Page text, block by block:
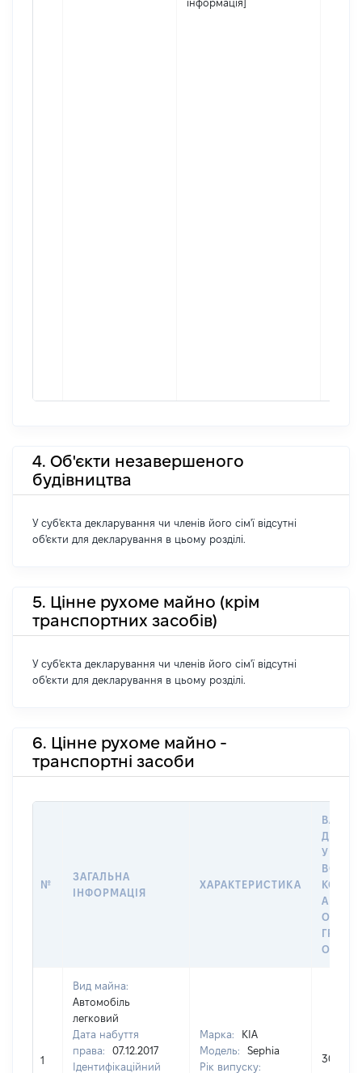
інформація]
4. Об'єкти незавершеного
будівництва
У суб'єкта декларування чи членів його сім'ї відсутні
об'єкти для декларування в цьому розділі.
5. Цінне рухоме майно (крім
транспортних засобів)
У суб'єкта декларування чи членів його сім'ї відсутні
об'єкти для декларування в цьому розділі.
6. Цінне рухоме майно -
транспортні засоби
№
ЗАГАЛЬНА
ІНФОРМАЦІЯ
ХАРАКТЕРИСТИКА
ДАТУ
У
АБО
1
Вид майна:
Автомобіль
легковий
Дата набуття
права:
07.12.2017
Ідентифікаційний
Марка:
KIA
Модель:
Sephia
Рік випуску:
30000